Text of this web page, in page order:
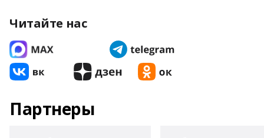
Читайте нас
Партнеры